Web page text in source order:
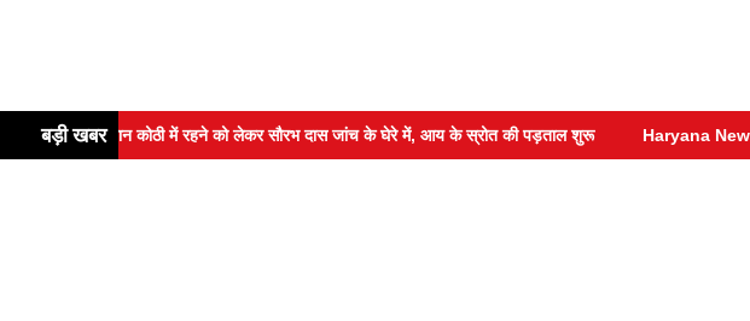
बड़ी खबर
आलीशान कोठी में रहने को लेकर सौरभ दास जांच के घेरे में, आय के स्रोत की पड़ताल शुरू Haryana News :